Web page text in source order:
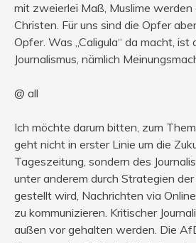
mit zweierlei Maß, Muslime
Christen. Für uns sind die Opfer
Opfer. Was „Caligula“ da macht, ist
Journalismus, nämlich
@ all
Ich möchte darum bitten, zum
geht nicht in erster Linie um die
Tageszeitung, sondern des
unter anderem durch Strategien
gestellt wird, Nachrichten via
zu kommunizieren. Kritischer
außen vor gehalten werden. Die